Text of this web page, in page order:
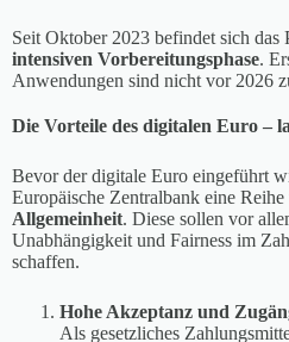
Seit Oktober 2023 befindet sich das
intensiven Vorbereitungsphase.
Anwendungen sind nicht vor 2026
Die Vorteile des digitalen Euro –
Bevor der digitale Euro eingeführt
Europäische Zentralbank eine Reihe
Allgemeinheit. Diese sollen vor
Unabhängigkeit und Fairness im
schaffen.
Hohe Akzeptanz und
Als gesetzliches